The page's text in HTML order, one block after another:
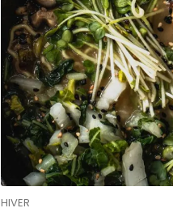
HIVER